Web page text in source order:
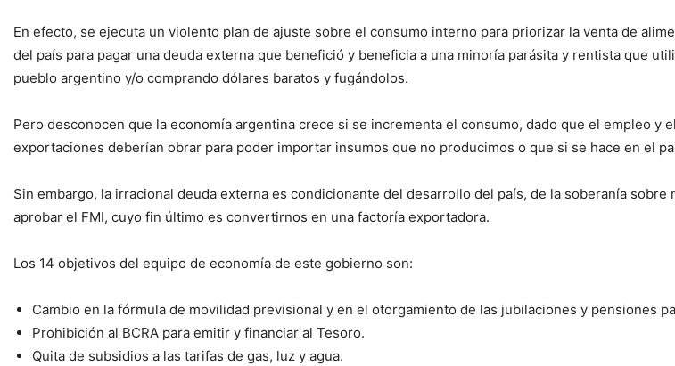
En efecto, se ejecuta un violento plan de ajuste sobre el consumo interno para priorizar la venta de
del país para pagar una deuda externa que benefició y beneficia a una minoría parásita y rentista que
pueblo argentino y/o comprando dólares baratos y fugándolos.
Pero desconocen que la economía argentina crece si se incrementa el consumo, dado que el empleo
exportaciones deberían obrar para poder importar insumos que no producimos o que si se hace en el
Sin embargo, la irracional deuda externa es condicionante del desarrollo del país, de la soberanía
aprobar el FMI, cuyo fin último es convertirnos en una factoría exportadora.
Los 14 objetivos del equipo de economía de este gobierno son:
Cambio en la fórmula de movilidad previsional y en el otorgamiento de las jubilaciones y pensiones
Prohibición al BCRA para emitir y financiar al Tesoro.
Quita de subsidios a las tarifas de gas, luz y agua.